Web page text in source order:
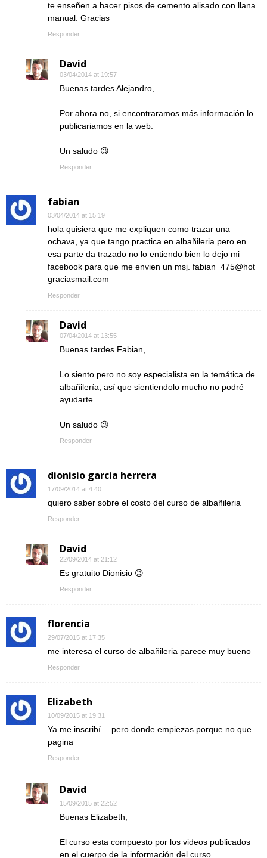
te enseñen a hacer pisos de cemento alisado con llana
manual. Gracias
Responder
David
03/04/2014 at 19:57
Buenas tardes Alejandro,
Por ahora no, si encontraramos más información lo
publicariamos en la web.
Un saludo 😉
Responder
fabian
03/04/2014 at 15:19
hola quisiera que me expliquen como trazar una
ochava, ya que tango practica en albañileria pero en
esa parte da trazado no lo entiendo bien lo dejo mi
facebook para que me envien un msj. fabian_475@hot
graciasmail.com
Responder
David
07/04/2014 at 13:55
Buenas tardes Fabian,
Lo siento pero no soy especialista en la temática de
albañilería, así que sientiendolo mucho no podré
ayudarte.
Un saludo 😉
Responder
dionisio garcia herrera
17/09/2014 at 4:40
quiero saber sobre el costo del curso de albañileria
Responder
David
22/09/2014 at 21:12
Es gratuito Dionisio 😉
Responder
florencia
29/07/2015 at 17:35
me interesa el curso de albañileria parece muy bueno
Responder
Elizabeth
10/09/2015 at 19:31
Ya me inscribí….pero donde empiezas porque no que
pagina
Responder
David
15/09/2015 at 22:52
Buenas Elizabeth,
El curso esta compuesto por los videos publicados
en el cuerpo de la información del curso.